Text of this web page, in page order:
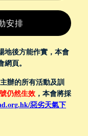
安排
地後方能作實，本會
頁。
辦的所有活動及訓
仍然生效 ，本會將採
惡劣天氣下